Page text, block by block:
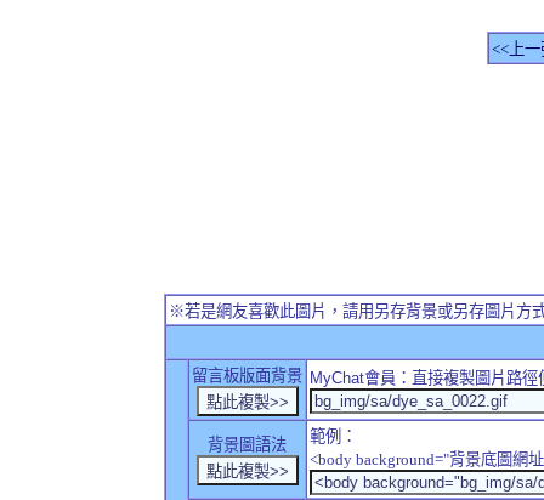
<<上一
※若是網友喜歡此圖片，請用另存背景或另存圖片方
留言板版面背景 MyChat會員：直接複製圖片路
背景圖語法
範例：
<body background="背景底圖網